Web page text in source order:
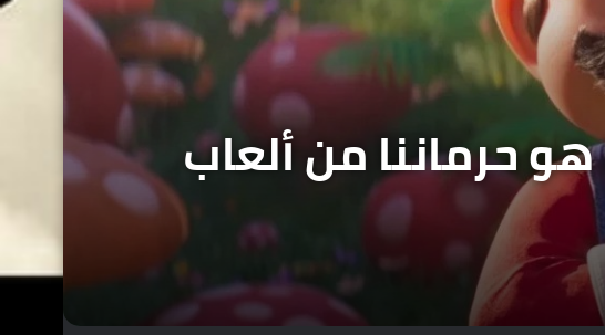
شركة Sony : الغرض من شركة Microsoft هو حرماننا من ألعاب